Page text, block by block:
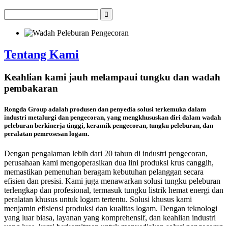
Tentang Kami
Keahlian kami jauh melampaui tungku dan wadah
pembakaran
Rongda Group adalah produsen dan penyedia solusi terkemuka dalam
industri metalurgi dan pengecoran, yang mengkhususkan diri dalam wadah
peleburan berkinerja tinggi, keramik pengecoran, tungku peleburan, dan
peralatan pemrosesan logam.
Dengan pengalaman lebih dari 20 tahun di industri pengecoran,
perusahaan kami mengoperasikan dua lini produksi krus canggih,
memastikan pemenuhan beragam kebutuhan pelanggan secara
efisien dan presisi. Kami juga menawarkan solusi tungku peleburan
terlengkap dan profesional, termasuk tungku listrik hemat energi dan
peralatan khusus untuk logam tertentu. Solusi khusus kami
menjamin efisiensi produksi dan kualitas logam. Dengan teknologi
yang luar biasa, layanan yang komprehensif, dan keahlian industri